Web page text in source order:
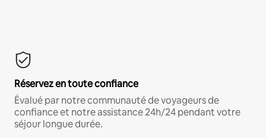
Réservez en toute confiance
Évalué par notre communauté de voyageurs de
confiance et notre assistance 24h/24 pendant votre
séjour longue durée.